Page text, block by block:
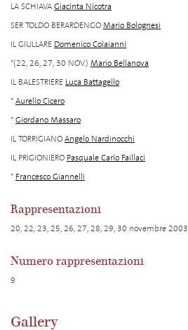
LA SCHIAVAGiacinta Nicotra
SER TOLDO BERARDENGOMario Bolognesi
IL GIULLARE Domenico Colaianni
*(22, 26, 27, 30 NOV.) Mario Bellanova
IL BALESTRIERE Luca Battagello
*Aurelio Cicero
*Giordano Massaro
IL TORRIGIANOAngelo Nardinocchi
IL PRIGIONIERO Pasquale Carlo Faillaci
* Francesco Giannelli
Rappresentazioni
20, 22, 23, 25, 26, 27, 28, 29, 30 novembre 2003
Numero rappresentazioni
9
Gallery